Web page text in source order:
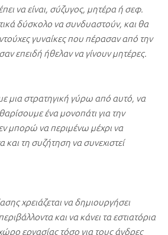
να είναι, σύζυγος, μητέρα ή σεφ.
δύσκολο να συνδυαστούν, και θα
γυναίκες που πέρασαν από την
επειδή ήθελαν να γίνουν μητέρες.
μια στρατηγική γύρω από αυτό, να
ένα μονοπάτι για την
μπορώ να περιμένω μέχρι να
και τη συζήτηση να συνεχιστεί
χρειάζεται να δημιουργήσει
και να κάνει τα εστιατόρια
εργασίας τόσο για τους άνδρες